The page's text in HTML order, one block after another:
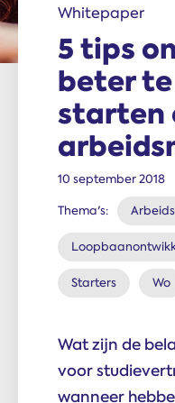
Whitepaper
5 tips
beter
starten
10 september 2018
Thema's:
Starters Wo
Wat zijn de
voor
wanneer